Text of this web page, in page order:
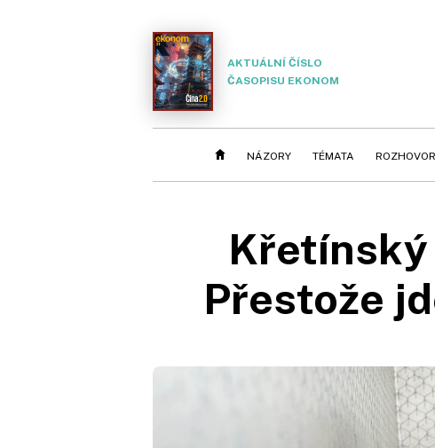
AKTUÁLNÍ ČÍSLO
ČASOPISU EKONOM
NÁZORY TÉMATA
Křetínský
Přestože